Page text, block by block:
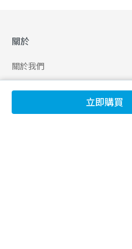
立即購買
關於
關於我們
合作申請